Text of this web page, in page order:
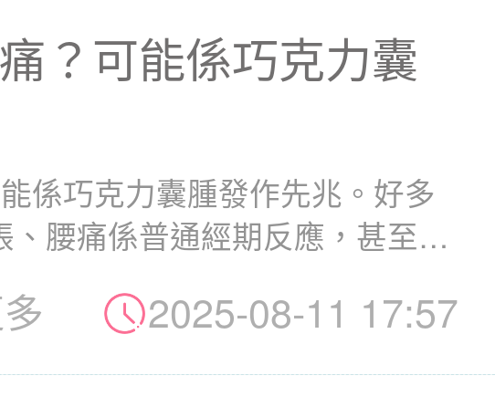
？可能係巧克力囊
係巧克力囊腫發作先兆。好多
、腰痛係普通經期反應，甚至以
2025-08-11 17:57